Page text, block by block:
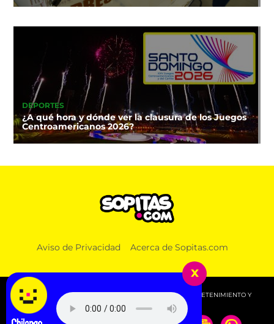
DEPORTES
¿A qué hora y dónde ver la clausura de los Juegos
Centroamericanos 2026?
Aviso de Privacidad Acerca de Sopitas.com
© 2026 SOPITAS.COM - MÚSICA, NOTICIAS, DEPORTES, ENTRETENIMIENTO Y
MÁS!.
x